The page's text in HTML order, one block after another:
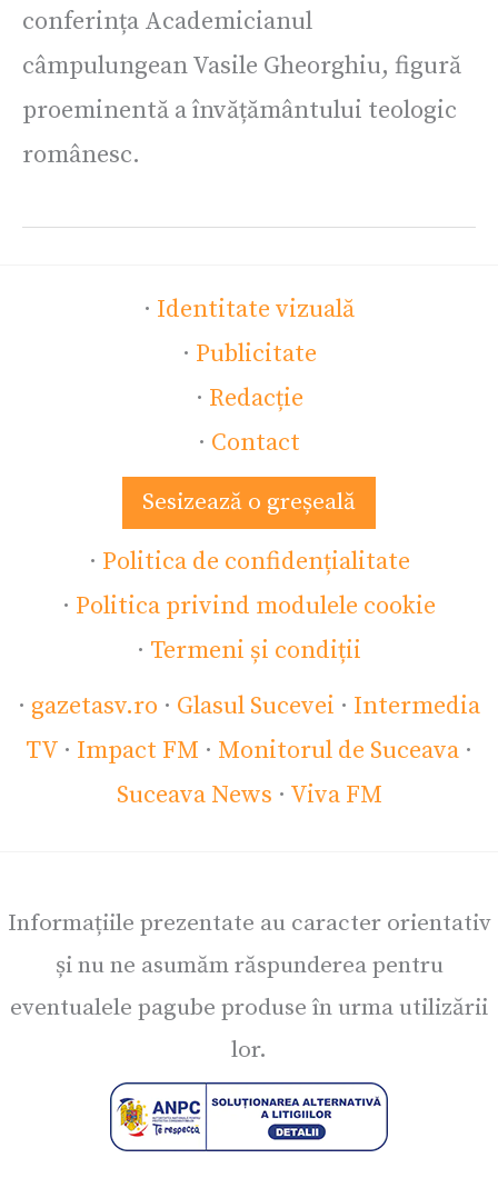
conferința Academicianul
câmpulungean Vasile Gheorghiu, figură
proeminentă a învățământului teologic
românesc.
· Identitate vizuală
· Publicitate
· Redacție
· Contact
Sesizează o greșeală
· Politica de confidențialitate
· Politica privind modulele cookie
· Termeni și condiții
· gazetasv.ro · Glasul Sucevei · Intermedia
TV · Impact FM · Monitorul de Suceava ·
Suceava News · Viva FM
Informațiile prezentate au caracter orientativ
și nu ne asumăm răspunderea pentru
eventualele pagube produse în urma utilizării
lor.